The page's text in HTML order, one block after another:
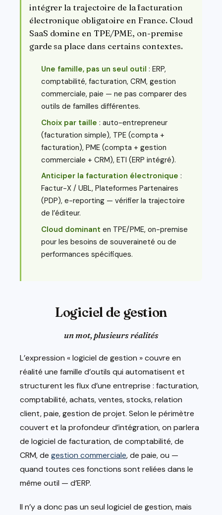
intégrer la trajectoire de la facturation
électronique obligatoire en France. Cloud
SaaS domine en TPE/PME, on-premise
garde sa place dans certains contextes.
Une famille, pas un seul outil : ERP,
comptabilité, facturation, CRM, gestion
commerciale, paie — ne pas comparer des
outils de familles différentes.
Choix par taille : auto-entrepreneur
(facturation simple), TPE (compta +
facturation), PME (compta + gestion
commerciale + CRM), ETI (ERP intégré).
Anticiper la facturation électronique :
Factur-X / UBL, Plateformes Partenaires
(PDP), e-reporting — vérifier la trajectoire
de l’éditeur.
Cloud dominant en TPE/PME, on-premise
pour les besoins de souveraineté ou de
performances spécifiques.
Logiciel de gestion
un mot, plusieurs réalités
L’expression « logiciel de gestion » couvre en
réalité une famille d’outils qui automatisent et
structurent les flux d’une entreprise : facturation,
comptabilité, achats, ventes, stocks, relation
client, paie, gestion de projet. Selon le périmètre
couvert et la profondeur d’intégration, on parlera
de logiciel de facturation, de comptabilité, de
CRM, de gestion commerciale, de paie, ou —
quand toutes ces fonctions sont reliées dans le
même outil — d’ERP.
Il n’y a donc pas un seul logiciel de gestion, mais